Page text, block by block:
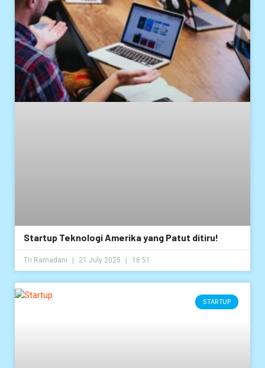
Startup Teknologi Amerika yang Patut ditiru!
Tri Ramadani 21 July 2025 16:51
STARTUP